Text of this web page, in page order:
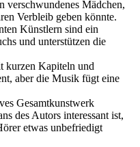
verschwundenes Mädchen,
Verbleib geben könnte.
Künstlern sind ein
und unterstützen die
kurzen Kapiteln und
aber die Musik fügt eine
Gesamtkunstwerk
des Autors interessant ist,
etwas unbefriedigt